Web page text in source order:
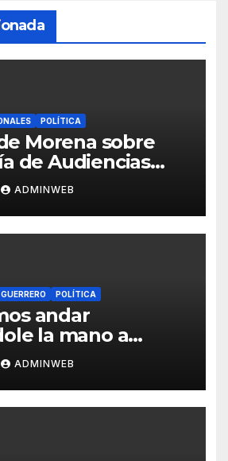
POLÍTICA
Morena sobre
de medios de
y limitar
expresión: Manuel
ADMINWEB
GUERRERO POLÍTICA
andar
la mano a
eso no se
Damián
ADMINWEB